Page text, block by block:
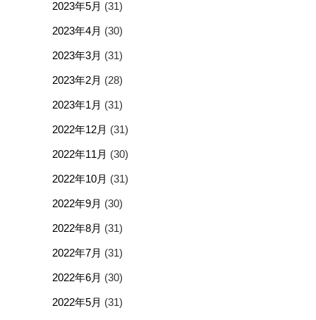
2023年5月 (31)
2023年4月 (30)
2023年3月 (31)
2023年2月 (28)
2023年1月 (31)
2022年12月 (31)
2022年11月 (30)
2022年10月 (31)
2022年9月 (30)
2022年8月 (31)
2022年7月 (31)
2022年6月 (30)
2022年5月 (31)